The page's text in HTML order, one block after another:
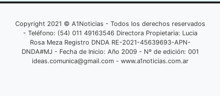
Copyright 2021 © A1Noticias - Todos los derechos reservados
- Teléfono: (54) 011 49163546 Directora Propietaria: Lucia
Rosa Meza Registro DNDA RE-2021-45639693-APN-
DNDA#MJ - Fecha de Inicio: Año 2009 - Nº de edición: 001
ideas.comunica@gmail.com- www.a1noticias.com.ar